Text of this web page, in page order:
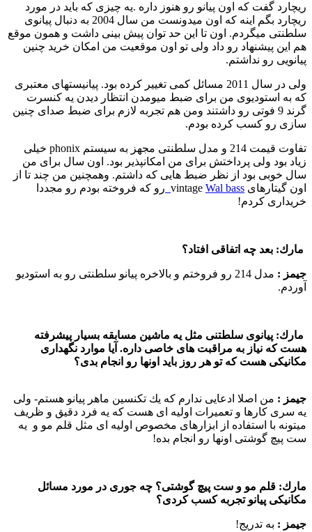
ریچارد گفت كه اون پیانو رو هنوز داره .یه چیزی كه باید در مورد
ریچارد بگم اینه كه اون میدونست من سال 2004 به دنبال پیانوی
سلطنتی میگردم. اون تا این حد توان پیش بینی داشت و همون موقع
هم این پیشنهاد رو داد ولی تو اون موقعیت من امكان خرید چنین
پیانویی رو نداشتم.
ولی در سال 2011 مسائل كمی تغییر كرده بود. پیانیستهای معتبری
كه به استودیوی من برای ضبط میومدن انتظار دیدن یه كنسرت
گرند 9 فوتی رو داشتند ومن هم تجربه لازم برای ضبط صدای چنین
سازی رو كسب كرده بودم.
تفاوت قیمت 214 و مدل سلطنتی مجهز به سیستم phonix خیلی
زیاد بود ولی پرداختش برای من امكانپذیر بود. اون سال برای من
سال خوبی بود از نظر ضبط هایی كه داشتم. وهمچنین من چند تا از
اون گیتارهای vintage Wal bass
رو كه فروخته بودم رو مجددا
خریداری كردم!
مارك: بعد چه اتفاقی افتاد؟
جیمز :‌
مدل 214 رو فروختم و بالاخره پیانو سلطنتی رو به استودیو
آوردم.
مارك: پیانوی سلطتنی مثل یه ماشین مسابقه بسیار پیشرفته
هست كه نیاز به مراقبت های خاصی داره. آیا موارد نگهداری
مكانیكی هست كه تو هر روز باید اونها رو انجام بدی؟
جیمز :‌ من اصلا ادعایی ندارم كه یك تكنسین ماهر پیانو هستم- ولی
یه سری كارها و تعمیرات اولیه ای هست كه یه فرد دقیق و ظریف
میتونه با استفاده از ابزارهای مخصوص اولیه ای مثل قلم مو و یه
ست پیچ گوشتی اونها رو انجام بده!
مارك: قلم مو و ست پیچ گوشتی؟‌ چه جوری در مورد مسائل
مكانیكی پیانو تجربه كسب كردی؟
جیمز :‌ به تدریج!